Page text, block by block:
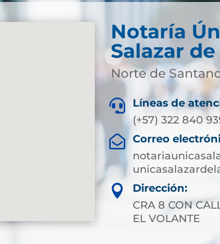
Notaría
Salazar
Norte de

Líneas de
(+57) 322 840

Correo

Dirección:
CRA 8 CON
EL VOLANTE